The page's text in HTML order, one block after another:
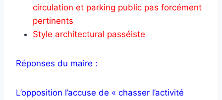
circulation et parking public pas forcément
pertinents
Style architectural passéiste
Réponses du maire :
L’opposition l’accuse de « chasser l’activité